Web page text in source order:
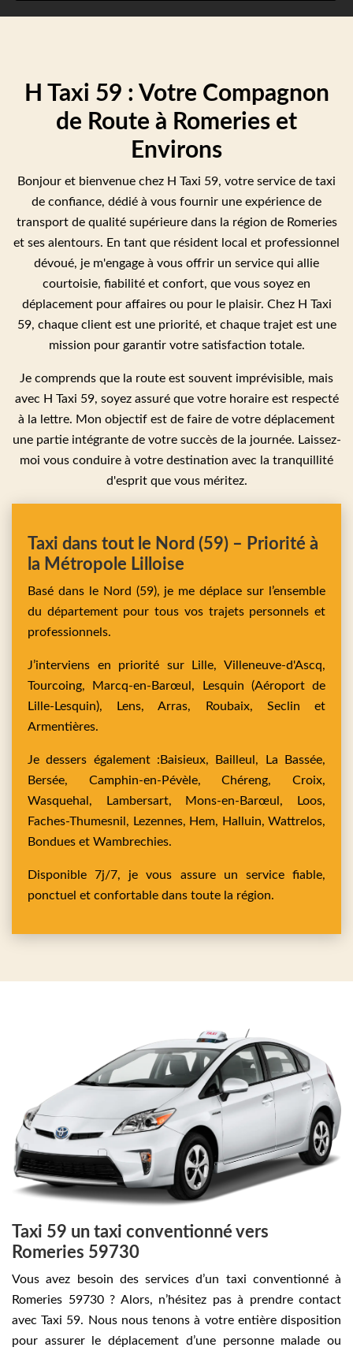
H Taxi 59 : Votre Compagnon
de Route à Romeries et
Environs
Bonjour et bienvenue chez H Taxi 59, votre service de taxi
de confiance, dédié à vous fournir une expérience de
transport de qualité supérieure dans la région de Romeries
et ses alentours. En tant que résident local et professionnel
dévoué, je m'engage à vous offrir un service qui allie
courtoisie, fiabilité et confort, que vous soyez en
déplacement pour affaires ou pour le plaisir. Chez H Taxi
59, chaque client est une priorité, et chaque trajet est une
mission pour garantir votre satisfaction totale.
Je comprends que la route est souvent imprévisible, mais
avec H Taxi 59, soyez assuré que votre horaire est respecté
à la lettre. Mon objectif est de faire de votre déplacement
une partie intégrante de votre succès de la journée. Laissez-
moi vous conduire à votre destination avec la tranquillité
d'esprit que vous méritez.
Taxi dans tout le Nord (59) – Priorité à
la Métropole Lilloise
Basé dans le Nord (59), je me déplace sur l’ensemble
du département pour tous vos trajets personnels et
professionnels.
J’interviens en priorité surLille,Villeneuve-d'Ascq,
Tourcoing,
Marcq-en-Barœul, Lesquin (Aéroport de
Lille-Lesquin), Lens,Arras, Roubaix, Seclin et
Armentières.
Je dessers également : Baisieux, Bailleul,
La Bassée,
Bersée, Camphin-en-Pévèle,Chéreng,Croix,
Wasquehal,
Lambersart, Mons-en-Barœul,
Loos,
Faches-Thumesnil, Lezennes, Hem, Halluin, Wattrelos,
Bondues et Wambrechies.
Disponible 7j/7, je vous assure un service fiable,
ponctuel et confortable dans toute la région.
Taxi 59 un taxi conventionné vers
Romeries 59730
Vous avez besoin des services d’un taxi conventionné à
Romeries 59730 ? Alors, n’hésitez pas à prendre contact
avec Taxi 59. Nous nous tenons à votre entière disposition
pour assurer le déplacement d’une personne malade ou